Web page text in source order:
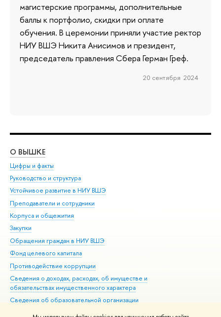
магистерские программы, дополнительные
баллы к портфолио, скидки при оплате
обучения. В церемонии приняли участие ректор
НИУ ВШЭ Никита Анисимов и президент,
председатель правления Сбера Герман Греф.
20 сентября 2024
О ВЫШКЕ
Цифры и факты
Руководство и структура
Устойчивое развитие в НИУ ВШЭ
Преподаватели и сотрудники
Корпуса и общежития
Закупки
Обращения граждан в НИУ ВШЭ
Фонд целевого капитала
Противодействие коррупции
Сведения о доходах, расходах, об имуществе и
обязательствах имущественного характера
Сведения об образовательной организации
Людям с ограниченными возможностями здоровья